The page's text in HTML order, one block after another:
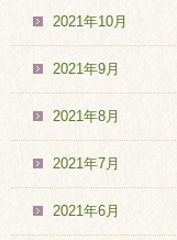
2021年10月
2021年9月
2021年8月
2021年7月
2021年6月